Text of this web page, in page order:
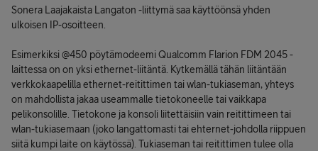
Sonera Laajakaista Langaton -liittymä saa käyttöönsä yhden
ulkoisen IP-osoitteen.
Esimerkiksi @450 pöytämodeemi Qualcomm Flarion FDM 2045 -
laittessa on on yksi ethernet-liitäntä. Kytkemällä tähän liitäntään
verkkokaapelilla ethernet-reitittimen tai wlan-tukiaseman, yhteys
on mahdollista jakaa useammalle tietokoneelle tai vaikkapa
pelikonsolille. Tietokone ja konsoli liitettäisiin vain reitittimeen tai
wlan-tukiasemaan (joko langattomasti tai ehternet-johdolla riippuen
siitä kumpi laite on käytössä). Tukiaseman tai reitittimen tulee olla